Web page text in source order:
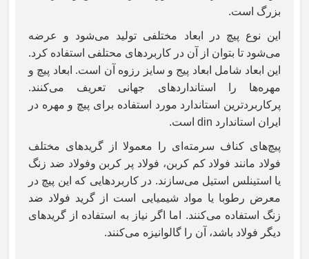
بزرگ است.
این نوع پیچ در ابعاد مختلفی تولید می‌شود و عرضه
می‌شود تا بتوان از آن در کاربردهای محتلفی استفاده کرد.
این ابعاد شامل ابعاد پیج و سایز رزوه آن است. ابعاد پیچ و
مهره‌ها را استانداردهای جهانی تعریف می‌کنند.
پرکاربردترین استاندارد مورد استفاده برای پیچ و مهره در
ایران استاندارد dinاست.
پیچ‌های کناف سرمته‌ای را معمولا از گریدهای مختلف
فولاد مانند فولاد کم کربن، فولاد پر کربن وفولاد ضد زنگ
یا استینلس استیل می‌سازند. در کاربردهایی که این پیچ در
معرض رطوبا یا مواد شیمیایی است از گرید فولاد ضد
زنگ استفاده می‌کنند. اما اگر نیاز به استفاده از گریدهای
دیگر فولاد باشد، آن را گالوانیزه می‌کنند.